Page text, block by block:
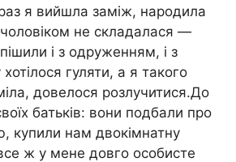
я вийшла заміж, народила
не складалася —
і з одруженням, і з
гуляти, а я такого
довелося розлучитися.До
батьків: вони подбали про
купили нам двокімнатну
ж у мене довго особисте